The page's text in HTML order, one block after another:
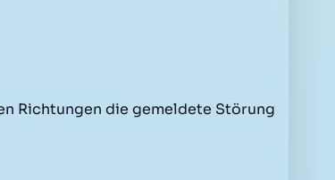
Richtungen die gemeldete Störung